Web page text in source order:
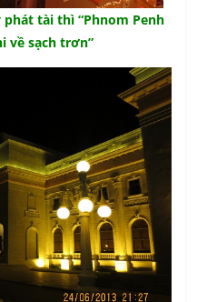
tài thì “Phnom Penh
về sạch trơn”